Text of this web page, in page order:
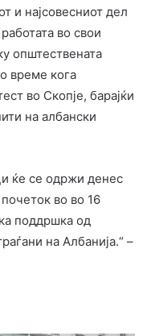
и најсовесниот дел
во свои
општествената
време кога
во Скопјe, барајќи
на албански
ќе се одржи денес
во во 16
поддршка од
на Албанија.“ –